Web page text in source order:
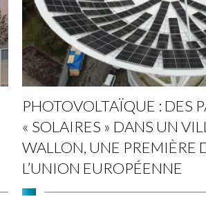
PHOTOVOLTAÏQUE : DES
« SOLAIRES » DANS UN
WALLON, UNE PREMIÈRE
L’UNION EUROPÉENNE